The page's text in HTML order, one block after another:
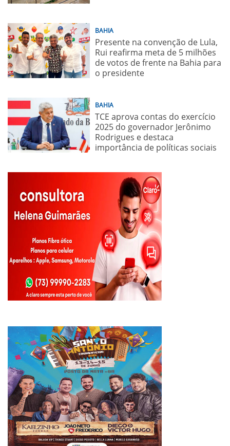
BAHIA
Presente na convenção de Lula,
Rui reafirma meta de 5 milhões
de votos de frente na Bahia para
o presidente
BAHIA
TCE aprova contas do exercício
2025 do governador Jerônimo
Rodrigues e destaca
importância de políticas sociais